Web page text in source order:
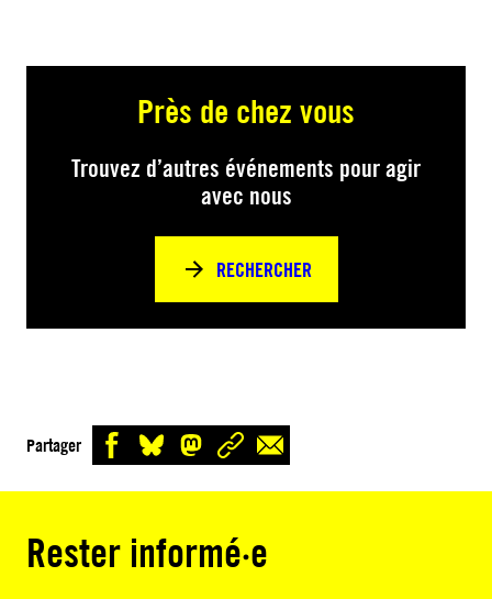
Près de chez vous
Trouvez d’autres événements pour agir
avec nous
RECHERCHER
Partager
Rester informé·e